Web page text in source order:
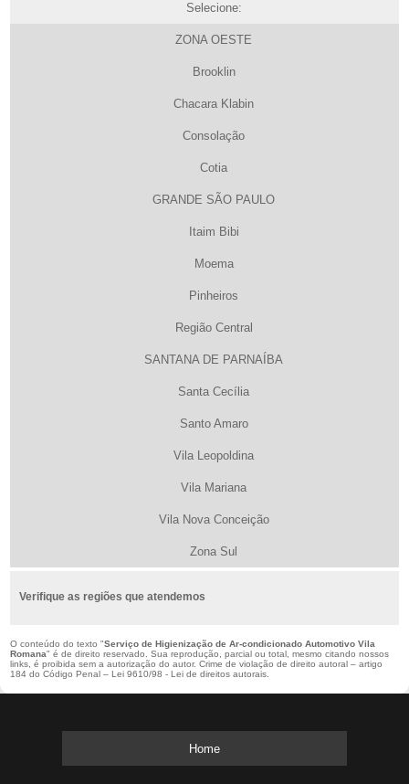
Selecione:
ZONA OESTE
Brooklin
Chacara Klabin
Consolação
Cotia
GRANDE SÃO PAULO
Itaim Bibi
Moema
Pinheiros
Região Central
SANTANA DE PARNAÍBA
Santa Cecília
Santo Amaro
Vila Leopoldina
Vila Mariana
Vila Nova Conceição
Zona Sul
Verifique as regiões que atendemos
O conteúdo do texto "Serviço de Higienização de Ar-condicionado Automotivo Vila
Romana" é de direito reservado. Sua reprodução, parcial ou total, mesmo citando nossos
links, é proibida sem a autorização do autor. Crime de violação de direito autoral – artigo
184 do Código Penal –Lei 9610/98 - Lei de direitos autorais.
Home